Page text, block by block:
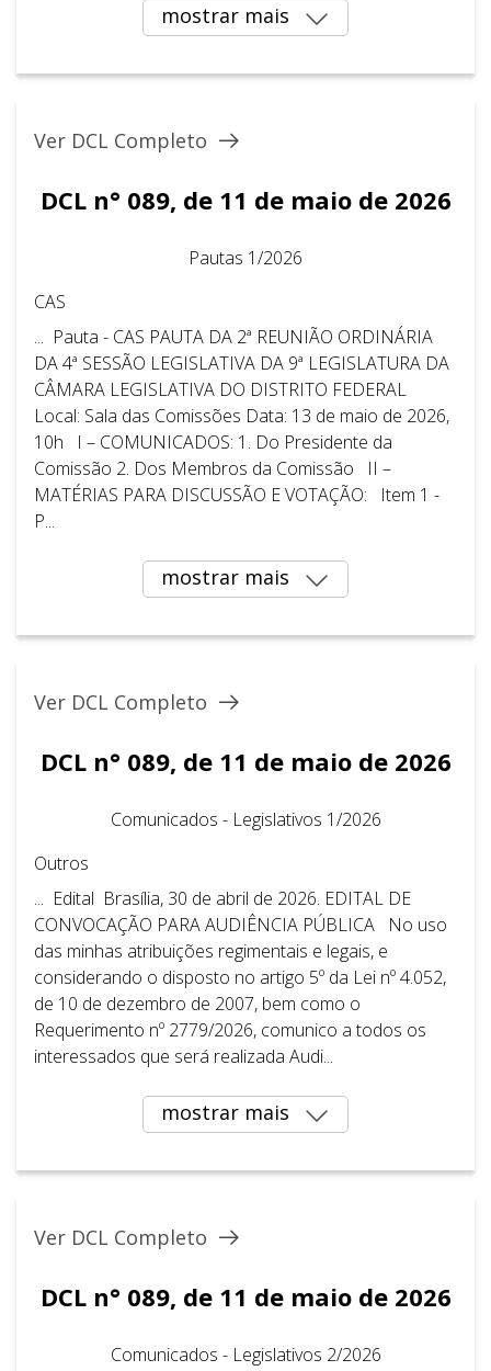
mostrar mais
Ver DCL Completo
DCL n° 089, de 11 de maio de 2026
Pautas 1/2026
CAS
... Pauta - CAS PAUTA DA 2ª REUNIÃO ORDINÁRIA
DA 4ª SESSÃO LEGISLATIVA DA 9ª LEGISLATURA DA
CÂMARA LEGISLATIVA DO DISTRITO FEDERAL
Local: Sala das Comissões Data: 13 de maio de 2026,
10h I – COMUNICADOS: 1. Do Presidente da
Comissão 2. Dos Membros da Comissão II –
MATÉRIAS PARA DISCUSSÃO E VOTAÇÃO: Item 1 -
P...
mostrar mais
Ver DCL Completo
DCL n° 089, de 11 de maio de 2026
Comunicados - Legislativos 1/2026
Outros
... Edital Brasília, 30 de abril de 2026. EDITAL DE
CONVOCAÇÃO PARA AUDIÊNCIA PÚBLICA No uso
das minhas atribuições regimentais e legais, e
considerando o disposto no artigo 5º da Lei nº 4.052,
de 10 de dezembro de 2007, bem como o
Requerimento nº 2779/2026, comunico a todos os
interessados que será realizada Audi...
mostrar mais
Ver DCL Completo
DCL n° 089, de 11 de maio de 2026
Comunicados - Legislativos 2/2026